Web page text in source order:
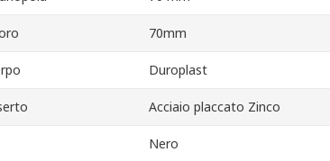
70mm
Duroplast
Acciaio placcato Zinco
Nero